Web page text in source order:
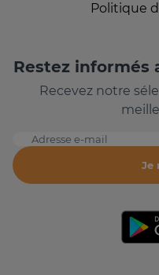
Politique
Restez informés
Recevez notre
Adresse e-mail
Je